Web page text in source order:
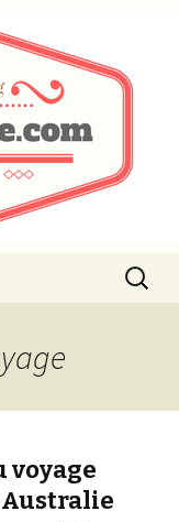
voyage
Australie